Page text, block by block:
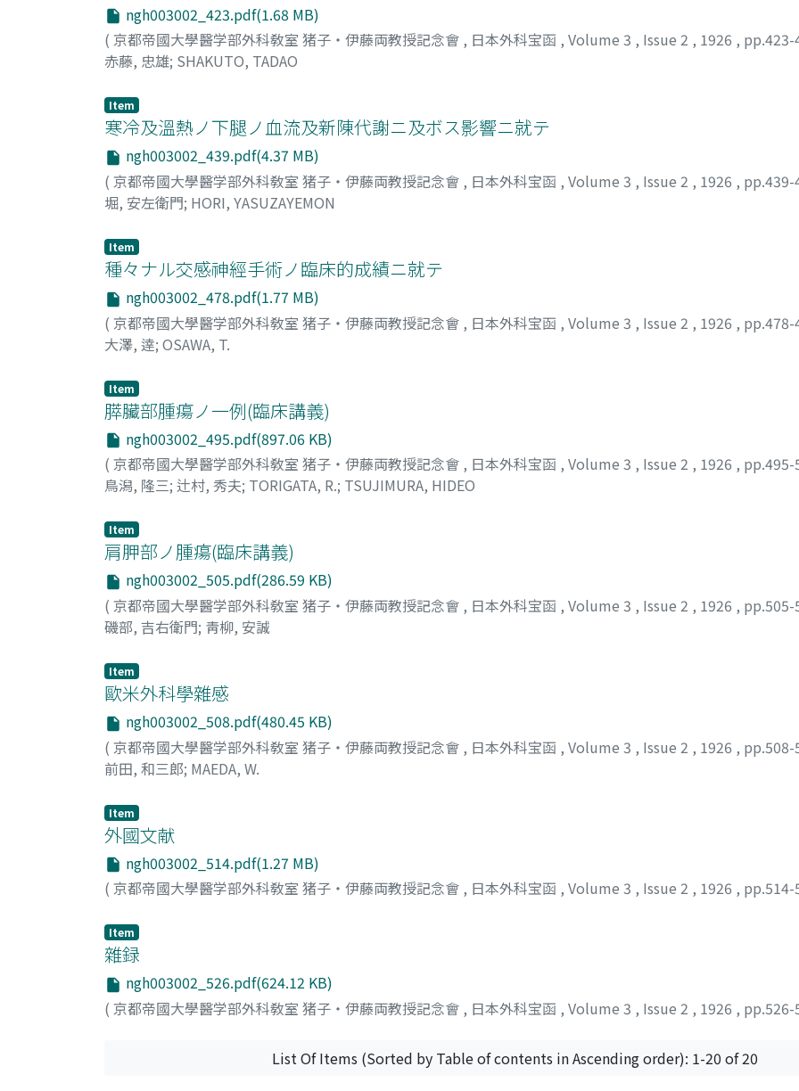
ngh003002_423.pdf(1.68 MB)
( 京都帝國大學醫学部外科敎室 猪子・伊藤両教授記念會 , 日本外科宝函 , Volume 3 , Issue 2 , 1926 , pp.423-
赤藤, 忠雄; SHAKUTO, TADAO
Item
寒冷及溫熱ノ下腿ノ血流及新陳代謝ニ及ボス影響ニ就テ
ngh003002_439.pdf(4.37 MB)
( 京都帝國大學醫学部外科敎室 猪子・伊藤両教授記念會 , 日本外科宝函 , Volume 3 , Issue 2 , 1926 , pp.439-
堀, 安左衛門; HORI, YASUZAYEMON
Item
種々ナル交感神經手術ノ臨床的成績ニ就テ
ngh003002_478.pdf(1.77 MB)
( 京都帝國大學醫学部外科敎室 猪子・伊藤両教授記念會 , 日本外科宝函 , Volume 3 , Issue 2 , 1926 , pp.478-
大澤, 逹; OSAWA, T.
Item
膵臟部腫瘍ノ一例(臨床講義)
ngh003002_495.pdf(897.06 KB)
( 京都帝國大學醫学部外科敎室 猪子・伊藤両教授記念會 , 日本外科宝函 , Volume 3 , Issue 2 , 1926 , pp.495-
鳥潟, 隆三; 辻村, 秀夫; TORIGATA, R.; TSUJIMURA, HIDEO
Item
肩胛部ノ腫瘍(臨床講義)
ngh003002_505.pdf(286.59 KB)
( 京都帝國大學醫学部外科敎室 猪子・伊藤両教授記念會 , 日本外科宝函 , Volume 3 , Issue 2 , 1926 , pp.505-
磯部, 吉右衛門; 靑柳, 安誠
Item
歐米外科學雜感
ngh003002_508.pdf(480.45 KB)
( 京都帝國大學醫学部外科敎室 猪子・伊藤両教授記念會 , 日本外科宝函 , Volume 3 , Issue 2 , 1926 , pp.508-
前田, 和三郎; MAEDA, W.
Item
外國文献
ngh003002_514.pdf(1.27 MB)
( 京都帝國大學醫学部外科敎室 猪子・伊藤両教授記念會 , 日本外科宝函 , Volume 3 , Issue 2 , 1926 , pp.514-
Item
雜録
ngh003002_526.pdf(624.12 KB)
( 京都帝國大學醫学部外科敎室 猪子・伊藤両教授記念會 , 日本外科宝函 , Volume 3 , Issue 2 , 1926 , pp.526-
List Of Items (Sorted by Table of contents in Ascending order): 1-20 of 20